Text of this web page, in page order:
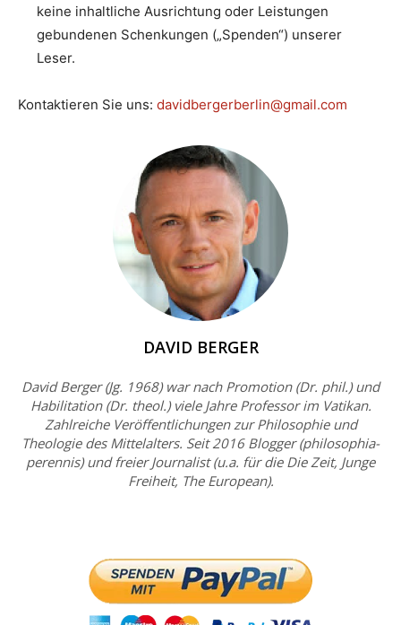
keine inhaltliche Ausrichtung oder Leistungen
gebundenen Schenkungen („Spenden“) unserer
Leser.
Kontaktieren Sie uns: davidbergerberlin@gmail.com
DAVID BERGER
David Berger (Jg. 1968) war nach Promotion (Dr. phil.) und
Habilitation (Dr. theol.) viele Jahre Professor im Vatikan.
Zahlreiche Veröffentlichungen zur Philosophie und
Theologie des Mittelalters. Seit 2016 Blogger (philosophia-
perennis) und freier Journalist (u.a. für die Die Zeit, Junge
Freiheit, The European).